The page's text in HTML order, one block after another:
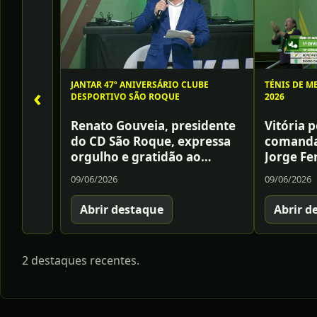
‹
JANTAR 47º ANIVERSÁRIO CLUBE
DESPORTIVO SÃO ROQUE
Renato Gouveia, presidente
do CD São Roque, expressa
orgulho e gratidão ao
afirmar: «Promovemos
estilos de vida saudáveis, o
convívio e a inclusão, sendo
um pilar da comunidade»
09/06/2026
Abrir destaque
TÉNIS DE
2026
Vitória
Jorge
jogo
sólido e
09/06/2026
Abrir
2 destaques recentes.